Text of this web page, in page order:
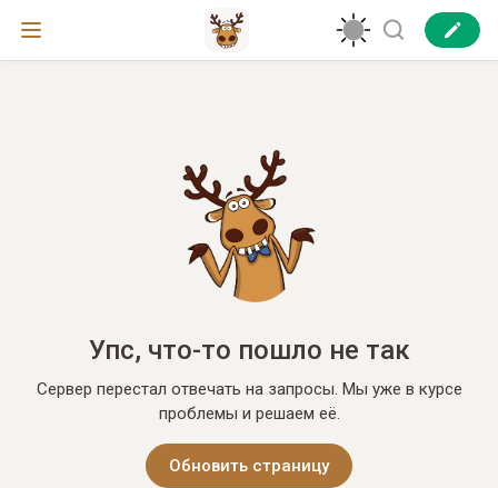
Упс, что-то пошло не так
Сервер перестал отвечать на запросы. Мы уже в курсе
проблемы и решаем её.
Обновить страницу